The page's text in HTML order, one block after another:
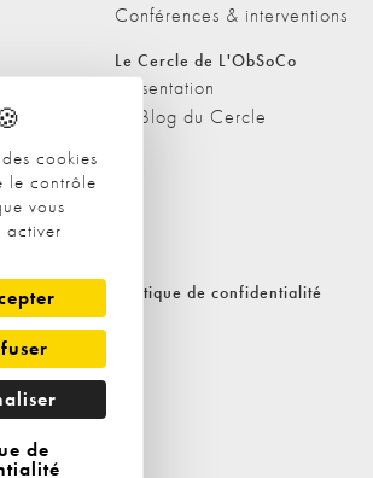
cookies
le contrôle
vous
activer
de
Conférences & interventions
médias
Le Cercle de L'ObSoCo
Présentation
Le Blog du Cercle
Politique de confidentialité